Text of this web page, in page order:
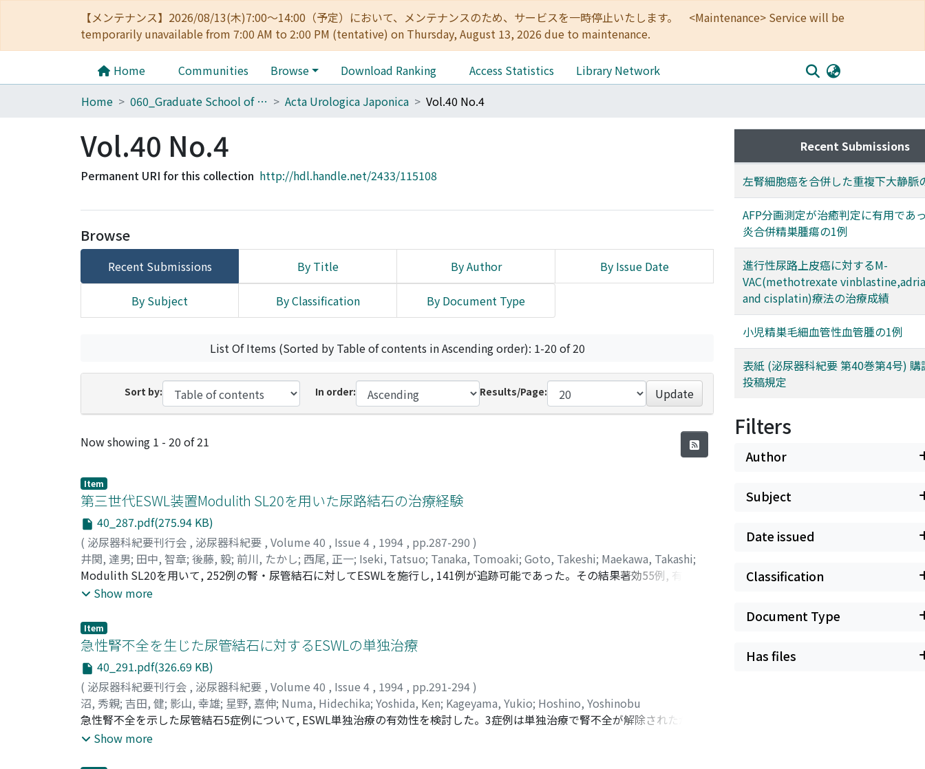
【メンテナンス】2026/08/13(木)7:00～14:00（予定）において、メンテナンスのため、サービスを一時停止いたします。 <Maintenance> Service will be
temporarily unavailable from 7:00 AM to 2:00 PM (tentative) on Thursday, August 13, 2026 due to maintenance.
Home Communities Browse Download Ranking Access Statistics
Library Network
Home
060_Graduate School of Medicine Acta Urologica Japonica Vol.40 No.4
Vol.40 No.4
Permanent URI for this collection http://hdl.handle.net/2433/115108
Browse
Recent Submissions By Title By Author By Issue Date
By Subject By Classification By Document Type
List Of Items (Sorted by Table of contents in Ascending order): 1-20 of 20
Sort by: In order: Results/Page: Update
Recent Submissions
Now showing 1 - 20 of 21
Item
第三世代ESWL装置Modulith SL20を用いた尿路結石の治療経験
40_287.pdf(275.94 KB)
( 泌尿器科紀要刊行会 , 泌尿器科紀要 , Volume 40 , Issue 4 , 1994 , pp.287-290 )
井関, 達男; 田中, 智章; 後藤, 毅; 前川, たかし; 西尾, 正一; Iseki, Tatsuo; Tanaka, Tomoaki; Goto, Takeshi; Maekawa, Takashi;
Nishio, Shoichi
Modulith SL20を用いて, 252例の腎・尿管結石に対してESWLを施行し, 141例が追跡可能であった。その結果著効55例, 有効52
例と, 腎・尿管結石ともに良好な結果がえられ, 特に下部尿管結石の成績が優れていた。副作用として腎被膜下血腫を2例に認め,
Show more
Item
急性腎不全を生じた尿管結石に対するESWLの単独治療
40_291.pdf(326.69 KB)
( 泌尿器科紀要刊行会 , 泌尿器科紀要 , Volume 40 , Issue 4 , 1994 , pp.291-294)
沼, 秀親; 吉田, 健; 影山, 幸雄; 星野, 嘉伸; Numa, Hidechika; Yoshida, Ken; Kageyama, Yukio; Hoshino, Yoshinobu
急性腎不全を示した尿管結石5症例について, ESWL単独治療の有効性を検討した。3症例は単独治療で腎不全が解除されたが,
徐々に発症, あるいは多発した2症例には無効であった
Show more
Recent Submissions
左腎細胞癌を合併した重複下大静脈
AFP分画測定が治癒判定に有用であ
炎合併精巣腫瘍の1例
進行性尿路上皮癌に対するM-
VAC(methotrexate
and cisplatin)療法の治療成績
小児精巣毛細血管性血管腫の1例
表紙 (泌尿器科紀要 第40巻第4号) 購
投稿規定
Filters
Author
Subject
Date issued
Classification
Document Type
Has files